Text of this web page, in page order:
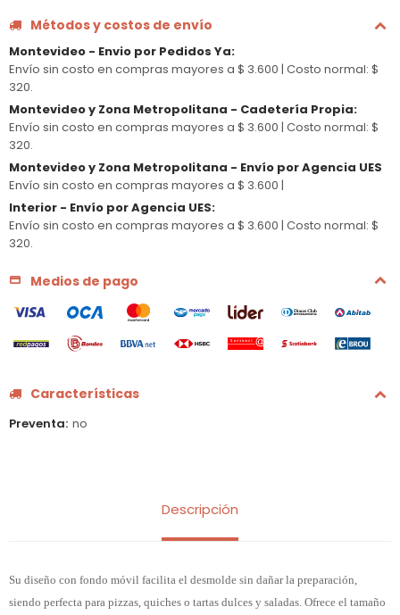
Métodos y costos de envío
Montevideo - Envio por Pedidos Ya:
Envío sin costo en compras mayores a $ 3.600 | Costo normal: $
320.
Montevideo y Zona Metropolitana - Cadetería Propia:
Envío sin costo en compras mayores a $ 3.600 | Costo normal: $
320.
Montevideo y Zona Metropolitana - Envío por Agencia UES
Envío sin costo en compras mayores a $ 3.600 |
Interior - Envío por Agencia UES:
Envío sin costo en compras mayores a $ 3.600 | Costo normal: $
320.
Medios de pago
Características
Preventa no
Descripción
Su diseño con fondo móvil facilita el desmolde sin dañar la preparación,
siendo perfecta para pizzas, quiches o tartas dulces y saladas. Ofrece el tamaño